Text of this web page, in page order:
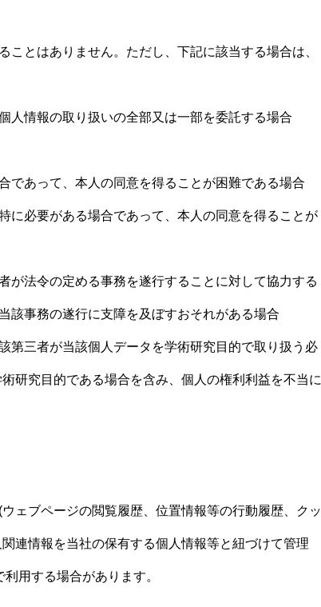
とはありません。ただし、下記に該当する場合は、
人情報の取り扱いの全部又は一部を委託する場合
であって、本人の同意を得ることが困難である場合
に必要がある場合であって、本人の同意を得ることが
が法令の定める事務を遂行することに対して協力する
該事務の遂行に支障を及ぼすおそれがある場合
第三者が当該個人データを学術研究目的で取り扱う必
研究目的である場合を含み、個人の権利利益を不当に
ェブページの閲覧履歴、位置情報等の行動履歴、クッ
連情報を当社の保有する個人情報等と紐づけて管理
用する場合があります。